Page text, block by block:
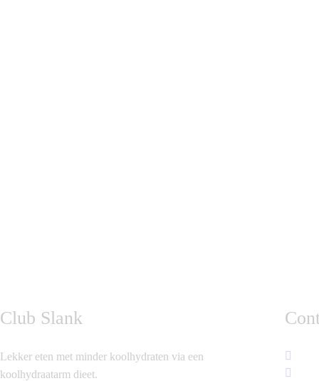
Club Slank
Lekker eten met minder koolhydraten via een
koolhydraatarm dieet.